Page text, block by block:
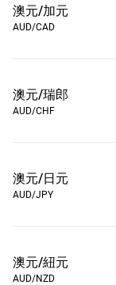
澳元/加元
AUD/CAD
澳元/瑞郎
AUD/CHF
澳元/日元
AUD/JPY
澳元/紐元
AUD/NZD